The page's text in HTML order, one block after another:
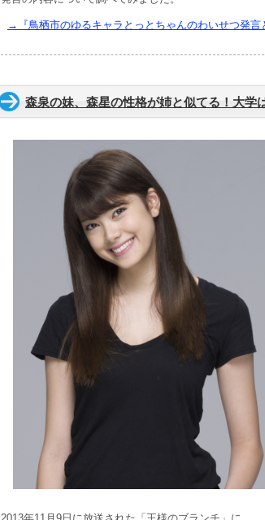
→『鳥栖市のゆるキャラとっとちゃんのわいせつ発
森泉の妹、森星の性格が姉と似てる！大学